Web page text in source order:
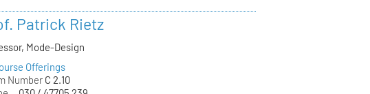
Patrick Rietz
Mode-Design
Offerings
Number C 2.10